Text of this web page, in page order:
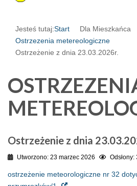
Jesteś tutaj:Start Dla Mieszkańca
Ostrzezenia metereologiczne
Ostrzeżenie z dnia 23.03.2026r.
Ostrzeżenie z dnia
Utworzono: 23 marzec 2026 Odsłony:
ostrzeżenie meteorologiczne nr 32